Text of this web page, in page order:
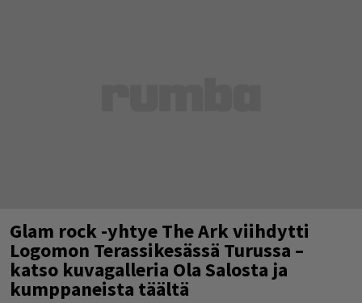
Glam rock -yhtye The Ark viihdytti
Logomon Terassikesässä Turussa –
katso kuvagalleria Ola Salosta ja
kumppaneista täältä